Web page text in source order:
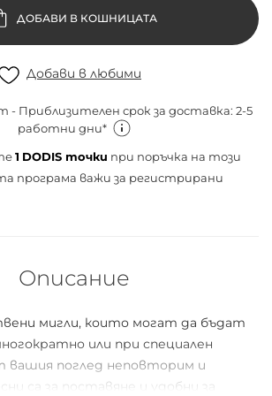
ДОБАВИ В КОШНИЦАТА
Добави в любими
- Приблизителен срок за доставка: 2-5
работни дни*
1 DODIS точки при поръчка на този
програма важи за регистрирани
Описание
мигли, които могат да бъдат
или при специален
вашия поглед неповторим и
са за поставяне и удобни за